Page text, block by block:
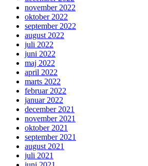
november 2022
oktober 2022
september 2022
august 2022
juli 2022
juni 2022
maj 2022
april 2022
marts 2022
februar 2022
januar 2022
december 2021
november 2021
oktober 2021
september 2021
august 2021
juli 2021